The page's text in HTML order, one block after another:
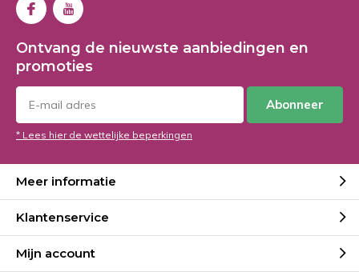
Ontvang de nieuwste aanbiedingen en
promoties
Abonneer
* Lees hier de wettelijke beperkingen
Meer informatie
Klantenservice
Mijn account